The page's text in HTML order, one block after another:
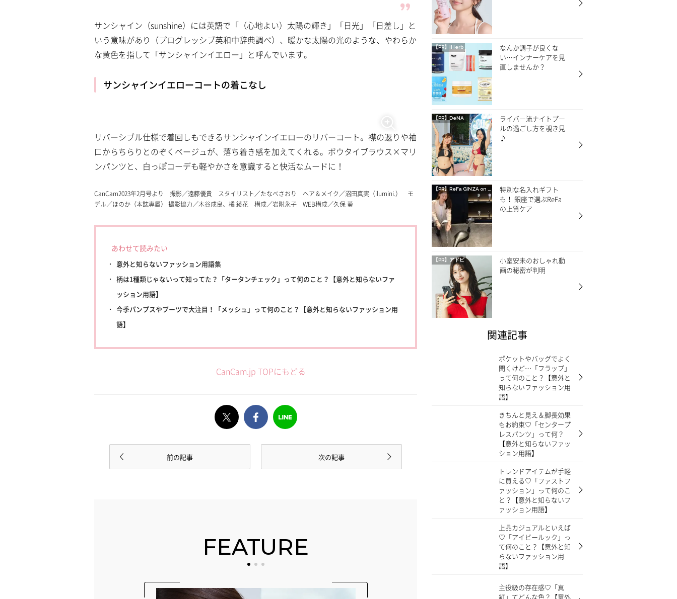
サンシャイン（sunshine）には英語で「（心地よい）太陽の輝き」「日光」「日差し」と
いう意味があり（プログレッシブ英和中辞典調べ）、暖かな太陽の光のような、やわらか
な黄色を指して「サンシャインイエロー」と呼んでいます。
サンシャインイエローコートの着こなし
リバーシブル仕様で着回しもできるサンシャインイエローのリバーコート。襟の返りや袖
口からちらりとのぞくベージュが、落ち着き感を加えてくれる。ボウタイブラウス×マリ
ンパンツと、白っぽコーデも軽やかさを意識すると快活なムードに！
CanCam2023年2月号より 撮影／遠藤優貴 スタイリスト／たなべさおり ヘア＆メイク／沼田真実（ilumini.） モ
デル／ほのか（本誌専属） 撮影協力／木谷成良、橘 綾花 構成／岩附永子 WEB構成／久保 葵
あわせて読みたい
意外と知らないファッション用語集
柄は1種類じゃないって知ってた？「タータンチェック」って何のこと？【意外と知らないファ
ッション用語】
今季パンプスやブーツで大注目！「メッシュ」って何のこと？【意外と知らないファッション用
語】
CanCam.jp TOPにもどる
前の記事 次の記事
FEATURE
【PR】iHerb
なんか調子が良くな
い…インナーケアを見
直しませんか？
【PR】DeNA
ライバー流ナイトプー
ルの過ごし方を覗き見
♪
【PR】 ReFa GINZA on CREA
特別な名入れギフト
も！ 銀座で選ぶReFa
の上質ケア
【PR】アドビ
小室安未のおしゃれ動
画の秘密が判明
関連記事
ポケットやバッグでよく
聞くけど…「フラップ」
って何のこと？【意外と
知らないファッション用
語】
きちんと見え＆脚長効果
もお約束♡「センタープ
レスパンツ」って何？
【意外と知らないファッ
ション用語】
トレンドアイテムが手軽
に買える♡「ファストフ
ァッション」って何のこ
と？【意外と知らないフ
ァッション用語】
上品カジュアルといえば
♡「アイビールック」っ
て何のこと？【意外と知
らないファッション用
語】
主役級の存在感♡「真
紅」てどんな色？【意外